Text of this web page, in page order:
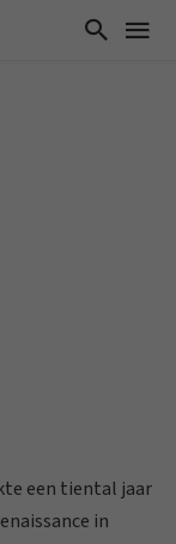
een tiental jaar
in